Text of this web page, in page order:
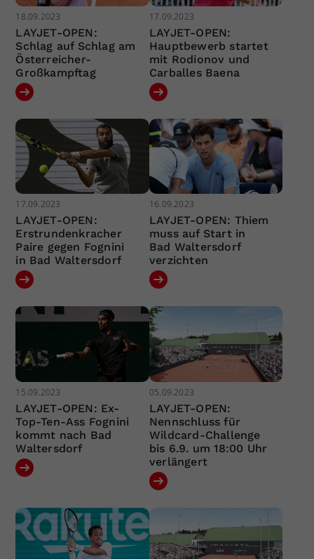
18.09.2023
LAYJET-OPEN:
Schlag auf Schlag am
Österreicher-
Großkampftag
17.09.2023
LAYJET-OPEN:
Hauptbewerb startet
mit Rodionov und
Carballes Baena
17.09.2023
LAYJET-OPEN:
Erstrundenkracher
Paire gegen Fognini
in Bad Waltersdorf
16.09.2023
LAYJET-OPEN: Thiem
muss auf Start in
Bad Waltersdorf
verzichten
15.09.2023
LAYJET-OPEN: Ex-
Top-Ten-Ass Fognini
kommt nach Bad
Waltersdorf
05.09.2023
LAYJET-OPEN:
Nennschluss für
Wildcard-Challenge
bis 6.9. um 18:00 Uhr
verlängert